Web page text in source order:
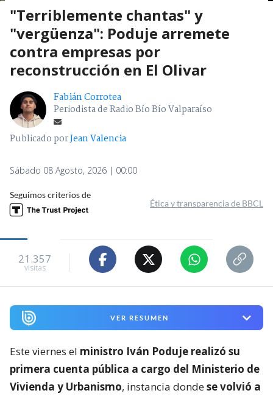
"Terriblemente chantas" y
"vergüenza": Poduje arremete
contra empresas por
reconstrucción en El Olivar
Fabián Corrotea
Periodista de Radio Bío Bío Valparaíso
Publicado porJean Valencia
Sábado 08 Agosto, 2026 | 00:00
Seguimos criterios de
Ética y transparencia de BBCL
21.357
visitas
VER RESUMEN
Este viernes el ministro Iván Poduje realizó su
primera cuenta pública a cargo del Ministerio de
Vivienda y Urbanismo, instancia dondese volvió a